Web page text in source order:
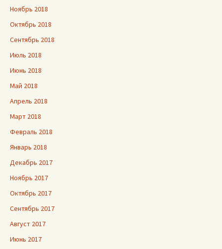
Ноябрь 2018
Октябрь 2018
Сентябрь 2018
Июль 2018
Июнь 2018
Май 2018
Апрель 2018
Март 2018
Февраль 2018
Январь 2018
Декабрь 2017
Ноябрь 2017
Октябрь 2017
Сентябрь 2017
Август 2017
Июнь 2017